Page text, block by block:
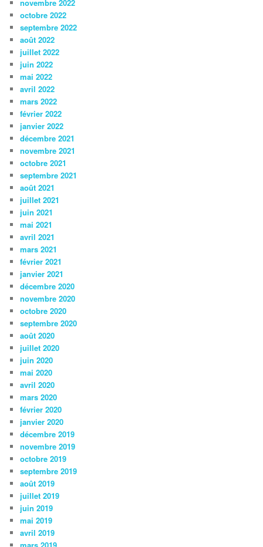
novembre 2022
octobre 2022
septembre 2022
août 2022
juillet 2022
juin 2022
mai 2022
avril 2022
mars 2022
février 2022
janvier 2022
décembre 2021
novembre 2021
octobre 2021
septembre 2021
août 2021
juillet 2021
juin 2021
mai 2021
avril 2021
mars 2021
février 2021
janvier 2021
décembre 2020
novembre 2020
octobre 2020
septembre 2020
août 2020
juillet 2020
juin 2020
mai 2020
avril 2020
mars 2020
février 2020
janvier 2020
décembre 2019
novembre 2019
octobre 2019
septembre 2019
août 2019
juillet 2019
juin 2019
mai 2019
avril 2019